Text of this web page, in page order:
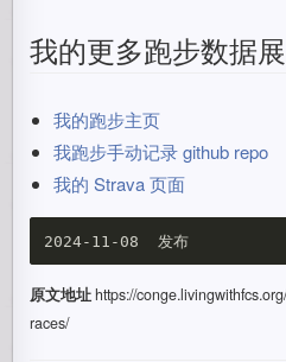
我的更多跑步数据
我的跑步主页
我跑步手动记录 github repo
我的 Strava 页面
原文地址https://
races/